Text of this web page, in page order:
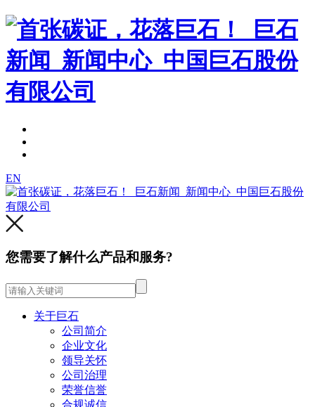
EN
您需要了解什么产品和服务?
关于巨石
公司简介
企业文化
领导关怀
公司治理
荣誉信誉